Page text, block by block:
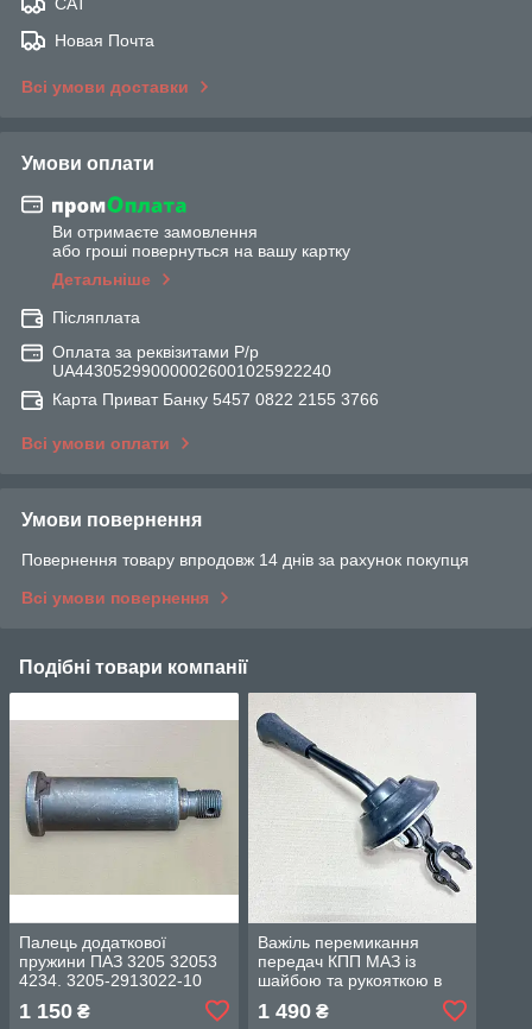
Новая Почта
Всі умови доставки
Умови оплати
Ви отримаєте замовлення
або гроші повернуться на вашу картку
Детальніше
Післяплата
Оплата за реквізитами Р/р
UA443052990000026001025922240
Карта Приват Банку 5457 0822 2155 3766
Всі умови оплати
Умови повернення
Повернення товару впродовж 14 днів за рахунок покупця
Всі умови повернення
Подібні товари компанії
Палець додаткової
пружини ПАЗ 3205 32053
4234. 3205-2913022-10
1 150 ₴
Важіль перемикання
передач КПП МАЗ із
шайбою та рукояткою в
сб. (куліса) 5551-1703410-
01
1 490₴